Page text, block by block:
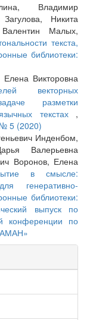
Владимир
Никита
Малых,
текста,
библиотеки:
Викторовна
векторных
разметки
текстах ,
5 (2020)
Инденбом,
Валерьевна
Воронов, Елена
в смысле:
генеративно-
библиотеки:
выпуск по
конференции по